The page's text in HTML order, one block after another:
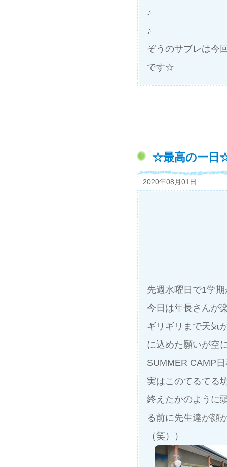
♪
♪
ぞうのサブレは今
です☆
☆最高の一日
2020年08月01日
先週水曜日で1学
今日は年長さんが
ギリギリまで天気
に込めた願いが空
SUMMER CAMP
実はこのてるてる
終えたかのように
る前に先生達が顔
（笑））